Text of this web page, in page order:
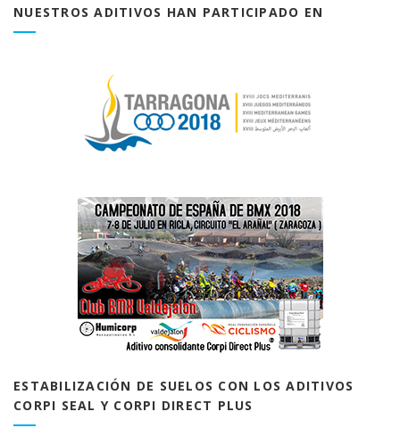
NUESTROS ADITIVOS HAN PARTICIPADO EN
ESTABILIZACIÓN DE SUELOS CON LOS ADITIVOS
CORPI SEAL Y CORPI DIRECT PLUS